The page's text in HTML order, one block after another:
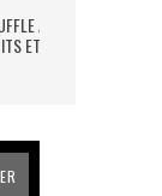
AU
ET